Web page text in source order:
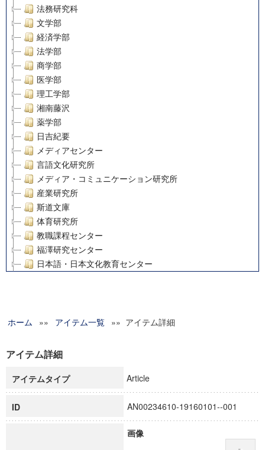
法務研究科
文学部
経済学部
法学部
商学部
医学部
理工学部
湘南藤沢
薬学部
日吉紀要
メディアセンター
言語文化研究所
メディア・コミュニケーション研究所
産業研究所
斯道文庫
体育研究所
教職課程センター
福澤研究センター
日本語・日本文化教育センター
グローバルリサーチインスティテュート
科学研究費補助金研究成果報告書
慶應義塾大学グローバルCOEプログラム市民社会ガバナンス
慶應義塾大学グローバルCOEプログラム論理と感性の先端的
博士課程教育リーディングプログラム「超成熟社会発展のサ
学術雑誌掲載論文等(8)
ホーム »» アイテム一覧 »» アイテム詳細
アイテム詳細
アイテムタイプ Article
ID AN00234610-19160101--001
画像